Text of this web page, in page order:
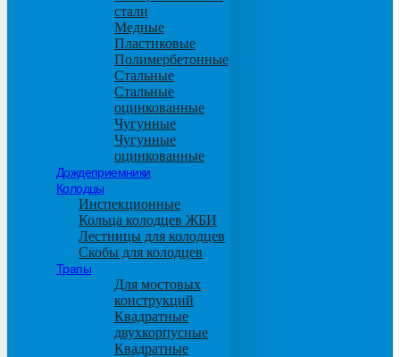
стали
Медные
Пластиковые
Полимербетонные
Стальные
Стальные
оцинкованные
Чугунные
Чугунные
оцинкованные
Дождеприемники
Колодцы
Инспекционные
Кольца колодцев ЖБИ
Лестницы для колодцев
Скобы для колодцев
Трапы
Для мостовых
конструкций
Квадратные
двухкорпусные
Квадратные